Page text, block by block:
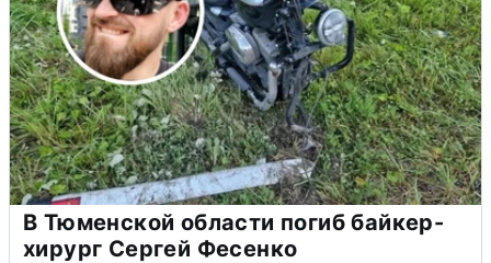
В Тюменской области погиб байкер-
хирург Сергей Фесенко